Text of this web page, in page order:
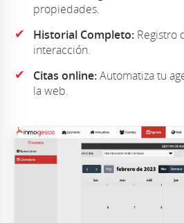
propiedades.
✔ Historial Completo: Registro
interacción.
✔ Citas online:Automatiza tu
la web.